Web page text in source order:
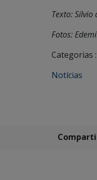
Texto: Sílvio
Fotos:
Categorias :
Notícias